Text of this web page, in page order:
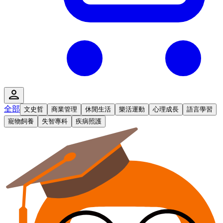
全部 文史哲 商業管理 休閒生活 樂活運動 心理成長
語言學習
寵物飼養
失智專科 疾病照護